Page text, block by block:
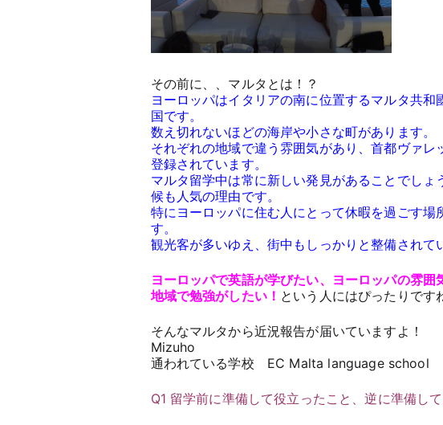
その前に、、マルタとは！？
ヨーロッパはイタリアの南に位置するマルタ共
国です。
数え切れないほどの海岸や小さな町があります。
それぞれの地域で違う雰囲気があり、首都ヴァレ
登録されています。
マルタ留学中は常に新しい発見があることでし
候も人気の理由です。
特にヨーロッパに住む人にとって休暇を過ごす場
す。
観光客が多いゆえ、街中もしっかりと整備されて
ヨーロッパで英語が学びたい、ヨーロッパの雰
地域で勉強がしたい！ という人にはぴったりです
そんなマルタから近況報告が届いていますよ！
Mizuho
通われている学校 EC Malta language school
Q1 留学前に準備して役立ったこと、逆に準備し